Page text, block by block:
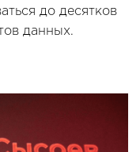
до десятков
данных.